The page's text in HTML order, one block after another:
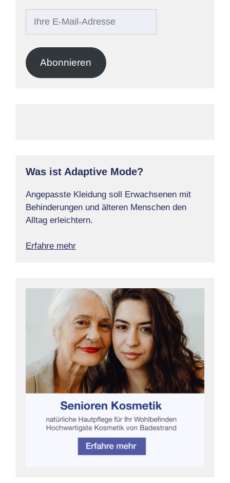
Adresse
Abonnieren
Was ist Adaptive Mode?
Angepasste Kleidung soll Erwachsenen mit
Behinderungen und älteren Menschen den
Alltag erleichtern.
Erfahre mehr